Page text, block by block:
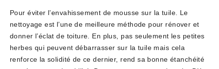
Pour éviter l’envahissement de mousse sur la tuile. Le
nettoyage est l’une de meilleure méthode pour rénover et
donner l’éclat de toiture. En plus, pas seulement les petites
herbes qui peuvent débarrasser sur la tuile mais cela
renforce la solidité de ce dernier, rend sa bonne étanchéité